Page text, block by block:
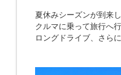
夏休みシーズンが到来
クルマに乗って旅行へ
ロングドライブ、さら